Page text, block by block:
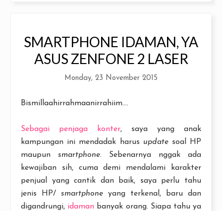
SMARTPHONE IDAMAN, YA
ASUS ZENFONE 2 LASER
Monday, 23 November 2015
Bismillaahirrahmaanirrahiim....
Sebagai penjaga konter, saya yang anak
kampungan ini mendadak harus updatesoal HP
maupun smartphone. Sebenarnya nggak ada
kewajiban sih, cuma demi mendalami karakter
penjual yang cantik dan baik, saya perlu tahu
jenis HP/ smartphone yang terkenal, baru dan
digandrungi, idaman banyak orang. Siapa tahu ya